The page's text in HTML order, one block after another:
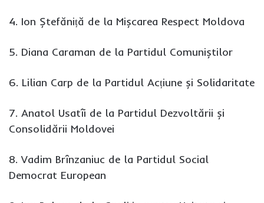
4. Ion Ștefăniță de la Mișcarea Respect Moldova
5. Diana Caraman de la Partidul Comuniștilor
6. Lilian Carp de la Partidul Acțiune și Solidaritate
7. Anatol Usatîi de la Partidul Dezvoltării și
Consolidării Moldovei
8. Vadim Brînzaniuc de la Partidul Social
Democrat European